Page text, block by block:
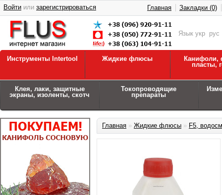
Язык укр рус
Войти или зарегистрироваться Главная Закладки (0)
Инструменты Intertool Жидкие флюсы
Канифоли,
пласты,
Клея, лаки, защитные
экраны, изоленты, скотч
Токопроводящие
препараты
Главная » Жидкие флюсы » F5,